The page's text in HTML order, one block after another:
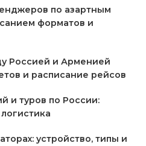
по азартным
форматов и
Россией и Арменией
и расписание рейсов
и туров по России:
устройство, типы и